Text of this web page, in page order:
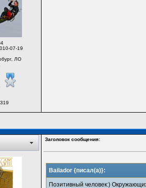
07-19
ЛО
319
Заголовок сообщения:
Bailador {писал(а)}:
Позитивный человек:)